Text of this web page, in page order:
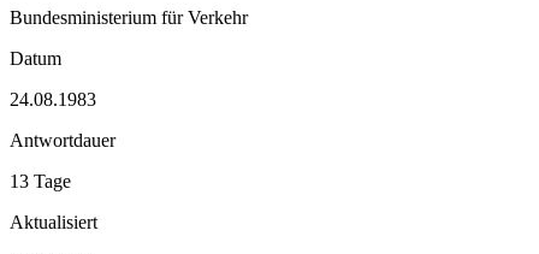
Bundesministerium für Verkehr
Datum
24.08.1983
Antwortdauer
13 Tage
Aktualisiert